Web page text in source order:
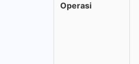
Operasi